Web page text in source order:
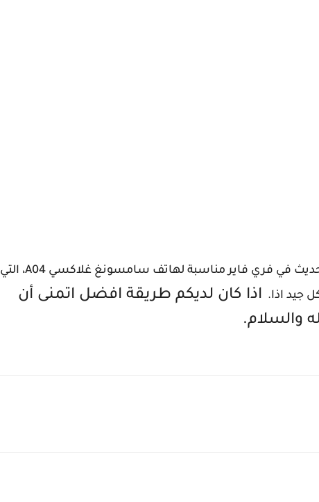
كانت هذه افضل اعدادات الهيدشوت بعد اخر تحديث في فري فاير مناسبة لهاتف سامسونغ غلاكسي A04، التي
جيد اذا. اذا كان لديكم طريقة افضل اتمنى أن
والسلام.